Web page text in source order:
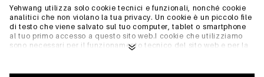
Yehwang utilizza solo cookie tecnici e funzionali, nonché cookie
analitici che non violano la tua privacy. Un cookie è un piccolo file
di testo che viene salvato sul tuo computer, tablet o smartphone
al tuo primo accesso a questo sito web.I cookie che utilizziamo
sono necessari per il funzionamento tecnico del sito web e per la
permettono anche di ottimizzare il nostro sito web.Per garantire
MI STO REGISTRANDO
INFO